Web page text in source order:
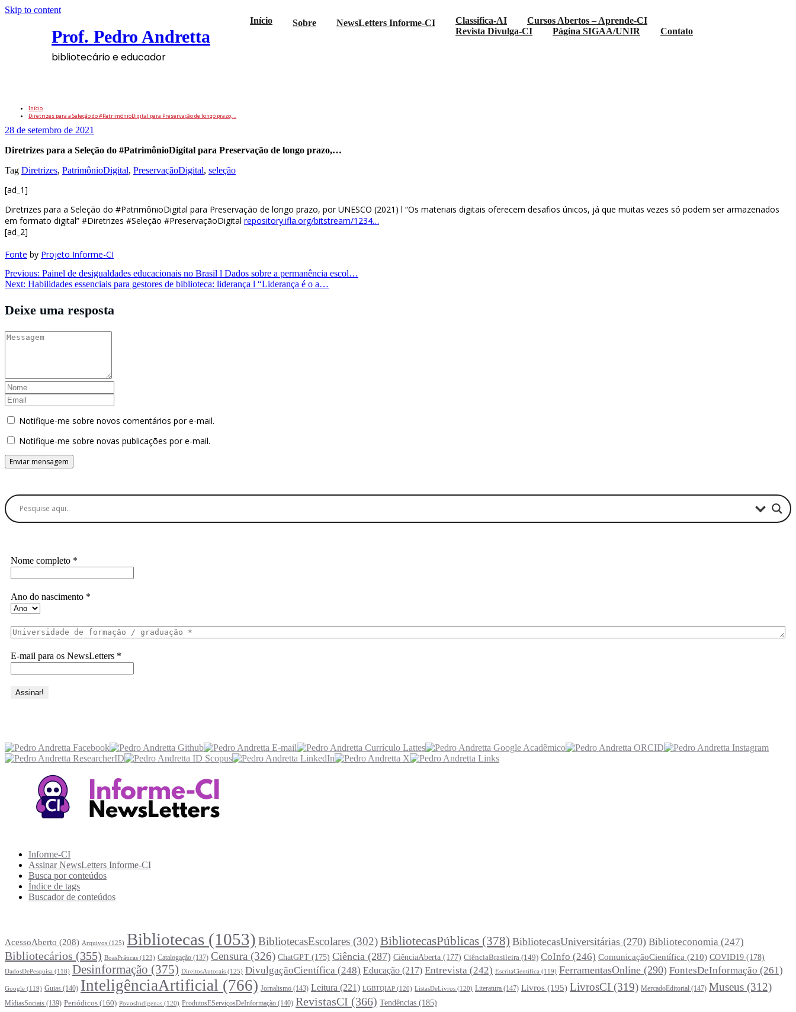
Skip to content
Prof. Pedro Andretta
bibliotecário e educador
Início Sobre NewsLetters Informe-CI Classifica-AI
Cursos Abertos – Aprende-CI
Revista Divulga-CI
Página SIGAA/UNIR Contato
Início
Diretrizes para a Seleção do #PatrimônioDigital para Preservação de longo prazo,…
28 de setembro de 2021
Diretrizes para a Seleção do #PatrimônioDigital para Preservação de longo prazo,…
Tag Diretrizes, PatrimônioDigital, PreservaçãoDigital, seleção
[ad_1]
Diretrizes para a Seleção do #PatrimônioDigital para Preservação de longo prazo, por UNESCO (2021) l “Os materiais digitais oferecem desafios únicos, já que muitas vezes só podem ser armazenados
em formato digital” #Diretrizes #Seleção #PreservaçãoDigital repository.ifla.org/bitstream/1234…
[ad_2]
Fonte by Projeto Informe-CI
Navegação
de
Post
Previous: Painel de desigualdades educacionais no Brasil l Dados sobre a permanência escol…
Next: Habilidades essenciais para gestores de biblioteca: liderança l “Liderança é o a…
Deixe uma resposta
Notifique-me sobre novos comentários por e-mail.
Notifique-me sobre novas publicações por e-mail.
Nome completo *
Ano do nascimento *
E-mail para os NewsLetters *
Informe-CI
Assinar NewsLetters Informe-CI
Busca por conteúdos
Índice de tags
Buscador de conteúdos
AcessoAberto (208) Arquivos (125) Bibliotecas (1053) BibliotecasEscolares (302)BibliotecasPúblicas (378) BibliotecasUniversitárias (270) Biblioteconomia (247)
Bibliotecários (355) BoasPráticas (123) Catalogação (137) Censura (326) ChatGPT (175) Ciência (287) CiênciaAberta (177) CiênciaBrasileira (149) CoInfo (246) ComunicaçãoCientífica (210) COVID19 (178)
DadosDePesquisa (118) Desinformação (375) DireitosAutorais (125) DivulgaçãoCientífica (248) Educação (217) Entrevista (242) EscritaCientífica (119) FerramentasOnline (290) FontesDeInformação (261)
Google (119) Guias (140) InteligênciaArtificial (766) Jornalismo (143) Leitura (221) LGBTQIAP (120) ListasDeLivros (120) Literatura (147) Livros (195) LivrosCI (319) MercadoEditorial (147) Museus (312)
MídiasSociais (139) Periódicos (160) PovosIndígenas (120) ProdutosEServiçosDeInformação (140) RevistasCI (366) Tendências (185)